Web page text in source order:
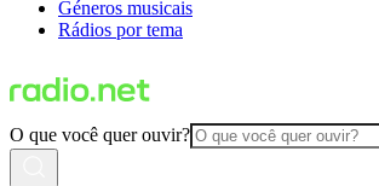
Géneros musicais
Rádios por tema
O que você quer ouvir?